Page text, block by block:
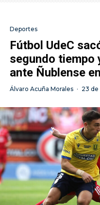
Deportes
Fútbol UdeC
segundo tiempo
ante Ñublense
Álvaro Acuña Morales · 23 de